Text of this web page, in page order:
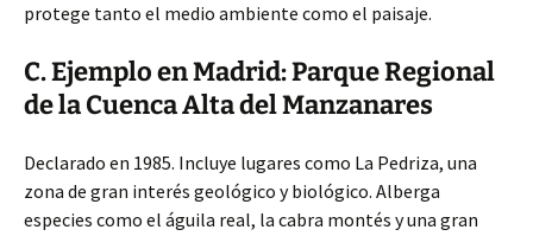
protege tanto el medio ambiente como el paisaje.
C. Ejemplo en Madrid: Parque Regional
de la Cuenca Alta del Manzanares
Declarado en 1985. Incluye lugares como La Pedriza, una
zona de gran interés geológico y biológico. Alberga
especies como el águila real, la cabra montés y una gran